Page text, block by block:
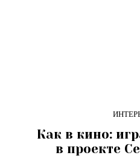
Как в кино:
в проекте